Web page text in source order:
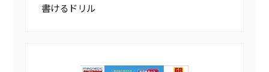
書けるドリル